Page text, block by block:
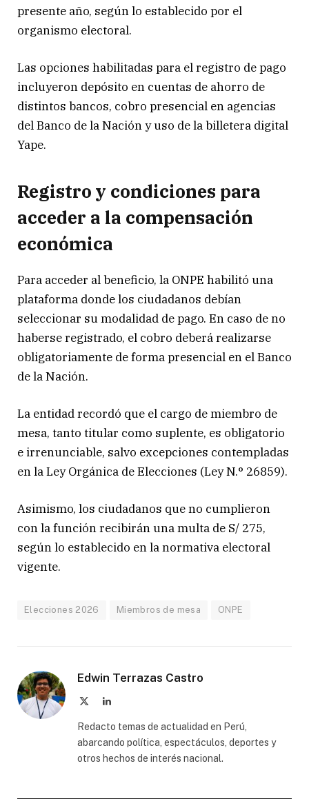
presente año, según lo establecido por el
organismo electoral.
Las opciones habilitadas para el registro de pago
incluyeron depósito en cuentas de ahorro de
distintos bancos, cobro presencial en agencias
del Banco de la Nación y uso de la billetera digital
Yape.
Registro y condiciones para
acceder a la compensación
económica
Para acceder al beneficio, la ONPE habilitó una
plataforma donde los ciudadanos debían
seleccionar su modalidad de pago. En caso de no
haberse registrado, el cobro deberá realizarse
obligatoriamente de forma presencial en el Banco
de la Nación.
La entidad recordó que el cargo de miembro de
mesa, tanto titular como suplente, es obligatorio
e irrenunciable, salvo excepciones contempladas
en la Ley Orgánica de Elecciones (Ley N.° 26859).
Asimismo, los ciudadanos que no cumplieron
con la función recibirán una multa de S/ 275,
según lo establecido en la normativa electoral
vigente.
Elecciones 2026 Miembros de mesa ONPE
Edwin Terrazas Castro
LinkedIn
Redacto temas de actualidad en Perú,
abarcando política, espectáculos, deportes y
otros hechos de interés nacional.